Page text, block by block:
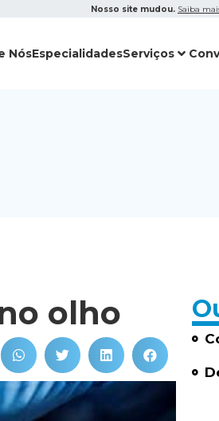
Nosso site mudou. Saiba
NósEspecialidadesServiços
olho